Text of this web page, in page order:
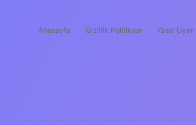
Anasayfa Gizlilik Politikası Yasal Uyarı